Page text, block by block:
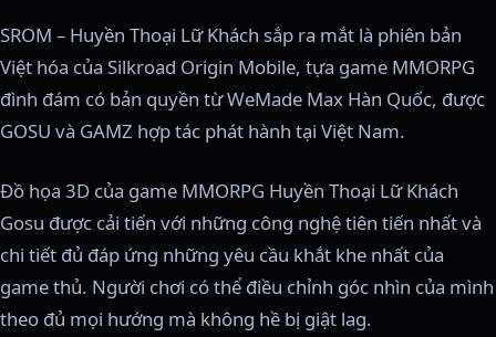
SROM – Huyền Thoại Lữ Khách sắp ra mắt là phiên bản
Việt hóa của Silkroad Origin Mobile, tựa game MMORPG
đình đám có bản quyền từ WeMade Max Hàn Quốc, được
GOSU và GAMZ hợp tác phát hành tại Việt Nam.
Đồ họa 3D của game MMORPG Huyền Thoại Lữ Khách
Gosu được cải tiến với những công nghệ tiên tiến nhất và
chi tiết đủ đáp ứng những yêu cầu khắt khe nhất của
game thủ. Người chơi có thể điều chỉnh góc nhìn của mình
theo đủ mọi hướng mà không hề bị giật lag.